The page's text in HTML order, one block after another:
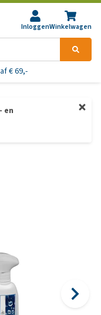
InloggenWinkelwagen
€ 69,-
en